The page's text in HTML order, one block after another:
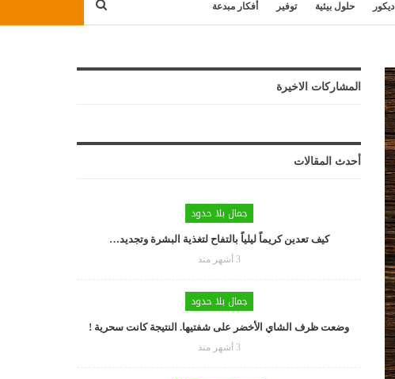
ديكور حلول بيئية توفير أفكار مبدعة
المشاركات الاخيرة
أحدث المقالات
جمال بلا حدود
كيف تعدين كريماً ليلياً بالتفاح لتغذية البشرة وتجديد…
3 أشهر منذ
جمال بلا حدود
وضعت ظرف الشاي الأخضر على شفتيها. النتيجة كانت سحرية !
3 أشهر منذ